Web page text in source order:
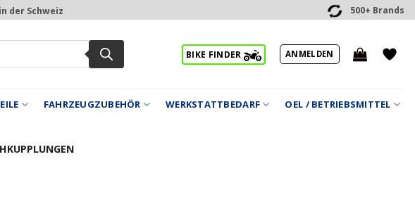
der Schweiz 500+ Brands
BIKE FINDER ANMELDEN
FAHRZEUGZUBEHÖR WERKSTATTBEDARF OEL / BETRIEBSMITTEL